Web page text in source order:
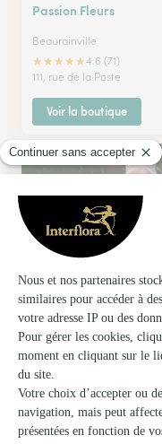
Passion Fleurs
Beaurainville
★★★★★4.6 (71)
111, rue de la Poste
Voir la boutique
Brydi’ Fleurs
Etaples
★ ★4.8 (101)
5, rue Rosamel
Voir la boutique